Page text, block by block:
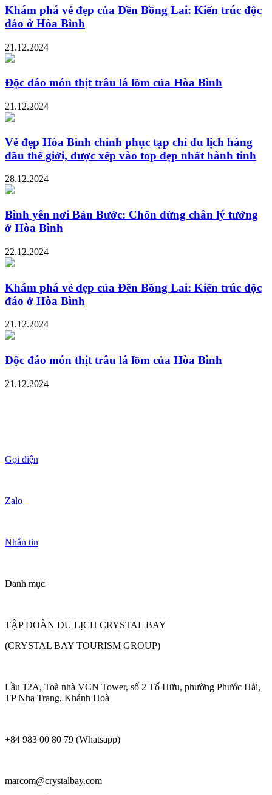
Khám phá vẻ đẹp của Đền Bồng Lai: Kiến trúc độc
đáo ở Hòa Bình
21.12.2024
Độc đáo món thịt trâu lá lồm của Hòa Bình
21.12.2024
Vẻ đẹp Hòa Bình chinh phục tạp chí du lịch hàng
đầu thế giới, được xếp vào top đẹp nhất hành tinh
28.12.2024
Bình yên nơi Bản Bước: Chốn dừng chân lý tưởng
ở Hòa Bình
22.12.2024
Khám phá vẻ đẹp của Đền Bồng Lai: Kiến trúc độc
đáo ở Hòa Bình
21.12.2024
Độc đáo món thịt trâu lá lồm của Hòa Bình
21.12.2024
Gọi điện
Zalo
Nhắn tin
Danh mục
TẬP ĐOÀN DU LỊCH CRYSTAL BAY
(CRYSTAL BAY TOURISM GROUP)
Lầu 12A, Toà nhà VCN Tower, số 2 Tố Hữu, phường Phước Hải,
TP Nha Trang, Khánh Hoà
+84 983 00 80 79 (Whatsapp)
marcom@crystalbay.com